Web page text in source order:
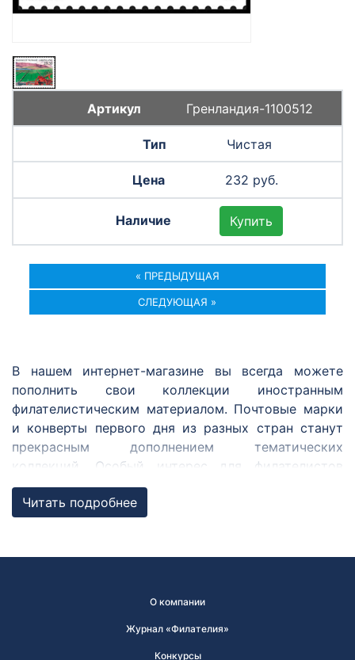
Гренландия-1100512
Чистая
232 руб.
Купить
« ПРЕДЫДУЩАЯ
СЛЕДУЮЩАЯ »
В нашем интернет-магазине вы всегда можете
пополнить свои коллекции иностранным
филателистическим материалом. Почтовые марки
и конверты первого дня из разных стран станут
прекрасным дополнением тематических
коллекций. Особый интерес для филателистов
представляют марки из совместных с Россией
выпусков, ежегодных выпусков по программе
Совместный выпуск почтовых марок — выпуск,
осуществляющийся одновременно двумя
государствами и более. Марки в совместном
Читать подробнее
О компании
Журнал «Филателия»
Конкурсы